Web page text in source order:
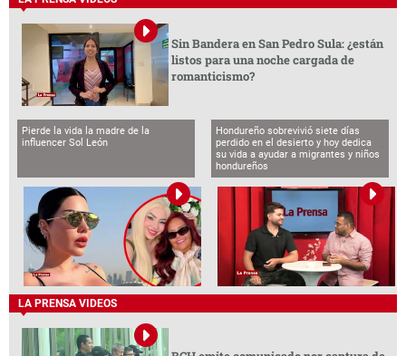
Sin Bandera en San Pedro Sula: ¿están
listos para una noche cargada de
romanticismo?
Pierde la vida la madre de la
influencer Sol León
Hondureño sobrevivió siete días
perdido en el desierto y hoy dedica
su vida a ayudar a migrantes y niños
hondureños
LA PRENSA VIDEOS